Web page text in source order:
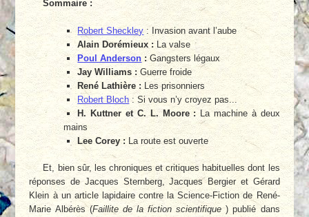
Sommaire :
Robert Sheckley : Invasion avant l’aube
Alain Dorémieux : La valse
Poul Anderson : Gangsters légaux
Jay Williams : Guerre froide
René Lathière :Les prisonniers
Robert Bloch: Si vous n’y croyez pas...
H. Kuttner et C. L. Moore : La machine à deux
mains
Lee Corey :La route est ouverte
Et, bien sûr, les chroniques et critiques habituelles dont les
réponses de Jacques Sternberg, Jacques Bergier et Gérard
Klein à un article lapidaire contre la Science-Fiction de René-
Marie Albérès (Faillite de la fiction scientifique) publié dans